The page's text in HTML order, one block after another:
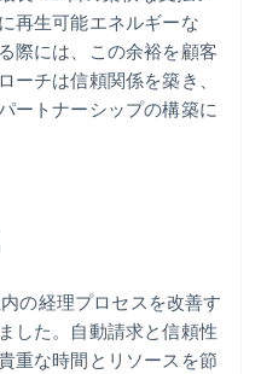
再生可能エネルギーな
際には、この余裕を顧客
ーチは信頼関係を築き、
ートナーシップの構築に
の経理プロセスを改善す
した。自動請求と信頼性
重な時間とリソースを節